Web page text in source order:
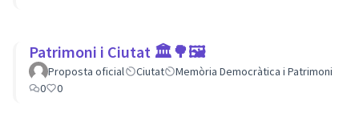
Patrimoni i Ciutat 🏛🌳🖼
Proposta oficial Ciutat
Memòria Democràtica i Patrimoni
0
0